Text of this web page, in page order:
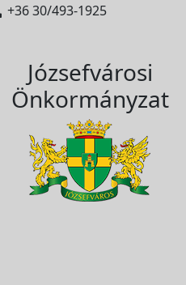
+36 30/493-1925
Józsefvárosi
Önkormányzat